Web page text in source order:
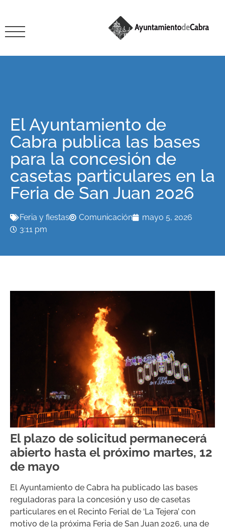
El Ayuntamiento de
Cabra publica las bases
para la concesión de
casetas particulares en la
Feria de San Juan 2026
Feria y fiestas Comunicación
mayo 5, 2026
3:11 pm
El plazo de solicitud permanecerá
abierto hasta el próximo martes, 12
de mayo
El Ayuntamiento de Cabra ha publicado las bases
reguladoras para la concesión y uso de casetas
particulares en el Recinto Ferial de ‘La Tejera’ con
motivo de la próxima Feria de San Juan 2026, una de